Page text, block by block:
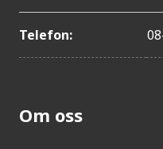
Telefon:
Om oss